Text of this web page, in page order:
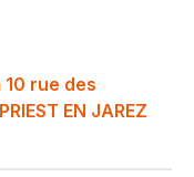
10 rue des
EN JAREZ